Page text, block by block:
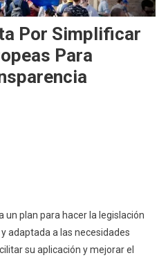
Por Simplificar
Para
un plan para hacer la legislación
adaptada a las necesidades
su aplicación y mejorar el